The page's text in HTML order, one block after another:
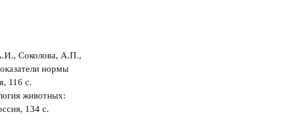
Соколова, А.П.,
нормы
116 с.
животных:
134 с.